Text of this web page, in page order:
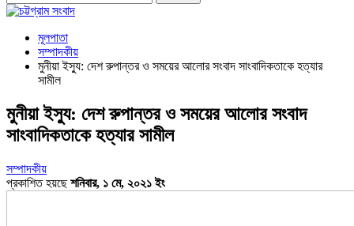
মূলপাতা
সম্পাদকীয়
মুনীয়া ইস্যু: দেশ রুপান্তর ও সময়ের আলোর সংবাদ সাংবাদিকতাকে হত্যার
সামীল
মুনীয়া ইস্যু: দেশ রুপান্তর ও সময়ের আলোর সংবাদ
সাংবাদিকতাকে হত্যার সামীল
সম্পাদকীয়
প্রকাশিত হয়ছেশনিবার, ১ মে, ২০২১ ইং